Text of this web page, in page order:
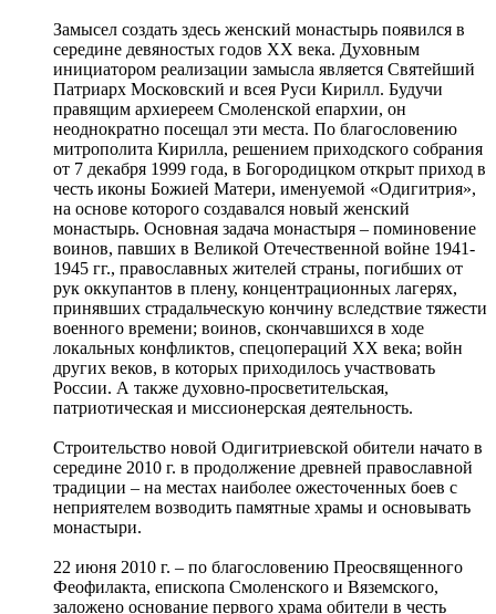
Замысел создать здесь женский монастырь появился в
середине девяностых годов XX века. Духовным
инициатором реализации замысла является Святейший
Патриарх Московский и всея Руси Кирилл. Будучи
правящим архиереем Смоленской епархии, он
неоднократно посещал эти места. По благословению
митрополита Кирилла, решением приходского собрания
от 7 декабря 1999 года, в Богородицком открыт приход в
честь иконы Божией Матери, именуемой «Одигитрия»,
на основе которого создавался новый женский
монастырь. Основная задача монастыря – поминовение
воинов, павших в Великой Отечественной войне 1941-
1945 гг., православных жителей страны, погибших от
рук оккупантов в плену, концентрационных лагерях,
принявших страдальческую кончину вследствие тяжести
военного времени; воинов, скончавшихся в ходе
локальных конфликтов, спецопераций ХХ века; войн
других веков, в которых приходилось участвовать
России. А также духовно-просветительская,
патриотическая и миссионерская деятельность.
Строительство новой Одигитриевской обители начато в
середине 2010 г. в продолжение древней православной
традиции – на местах наиболее ожесточенных боев с
неприятелем возводить памятные храмы и основывать
монастыри.
22 июня 2010 г. – по благословению Преосвященного
Феофилакта, епископа Смоленского и Вяземского,
заложено основание первого храма обители в честь